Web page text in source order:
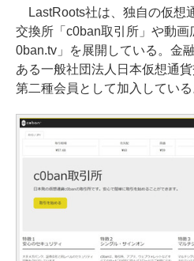
LastRoots社は、独自の仮想
交換所「c0ban取引所」や動
0ban.tv」を展開している。金
ある一般社団法人日本仮想通
第二種会員として加入している